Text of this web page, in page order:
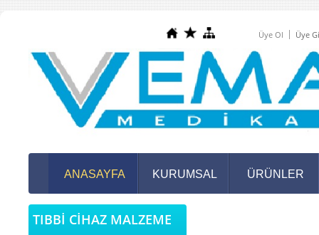
Üye Ol Üye
ANASAYFA KURUMSAL ÜRÜNLER
TIBBİ CİHAZ MALZEME